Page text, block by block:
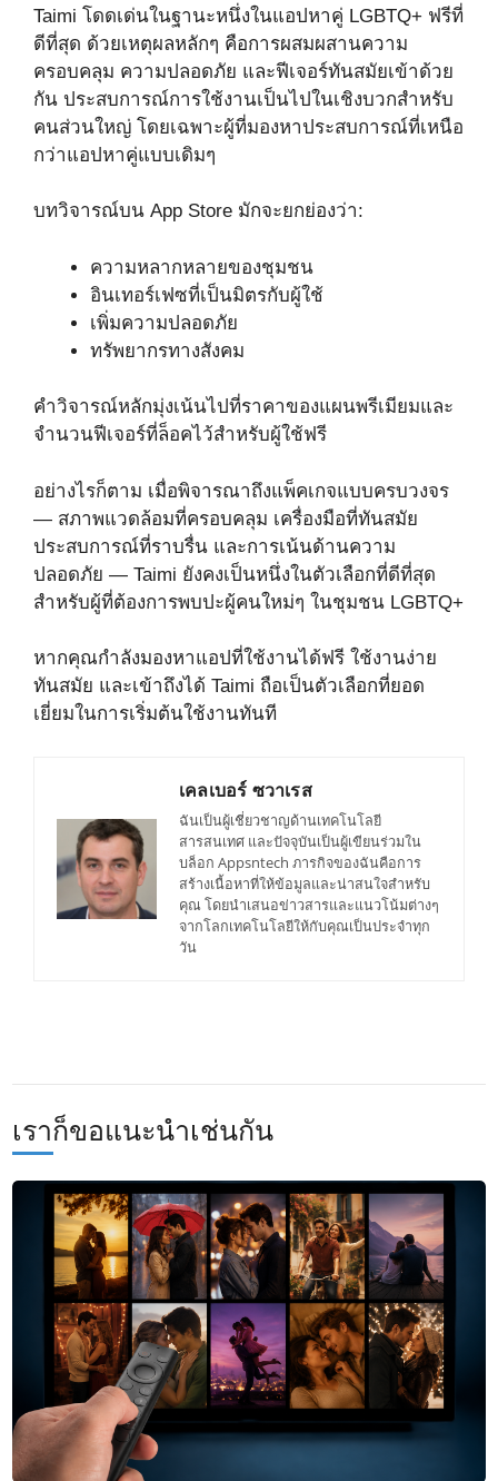
Taimi โดดเด่นในฐานะหนึ่งในแอปหาคู่ LGBTQ+ ฟรีที่
ดีที่สุด ด้วยเหตุผลหลักๆ คือการผสมผสานความ
ครอบคลุม ความปลอดภัย และฟีเจอร์ทันสมัยเข้าด้วย
กัน ประสบการณ์การใช้งานเป็นไปในเชิงบวกสำหรับ
คนส่วนใหญ่ โดยเฉพาะผู้ที่มองหาประสบการณ์ที่เหนือ
กว่าแอปหาคู่แบบเดิมๆ
บทวิจารณ์บน App Store มักจะยกย่องว่า:
ความหลากหลายของชุมชน
อินเทอร์เฟซที่เป็นมิตรกับผู้ใช้
เพิ่มความปลอดภัย
ทรัพยากรทางสังคม
คำวิจารณ์หลักมุ่งเน้นไปที่ราคาของแผนพรีเมียมและ
จำนวนฟีเจอร์ที่ล็อคไว้สำหรับผู้ใช้ฟรี
อย่างไรก็ตาม เมื่อพิจารณาถึงแพ็คเกจแบบครบวงจร
— สภาพแวดล้อมที่ครอบคลุม เครื่องมือที่ทันสมัย
ประสบการณ์ที่ราบรื่น และการเน้นด้านความ
ปลอดภัย — Taimi ยังคงเป็นหนึ่งในตัวเลือกที่ดีที่สุด
สำหรับผู้ที่ต้องการพบปะผู้คนใหม่ๆ ในชุมชน LGBTQ+
หากคุณกำลังมองหาแอปที่ใช้งานได้ฟรี ใช้งานง่าย
ทันสมัย และเข้าถึงได้ Taimi ถือเป็นตัวเลือกที่ยอด
เยี่ยมในการเริ่มต้นใช้งานทันที
เคลเบอร์ ซวาเรส
ฉันเป็นผู้เชี่ยวชาญด้านเทคโนโลยี
สารสนเทศ และปัจจุบันเป็นผู้เขียนร่วมใน
บล็อก Appsntech ภารกิจของฉันคือการ
สร้างเนื้อหาที่ให้ข้อมูลและน่าสนใจสำหรับ
คุณ โดยนำเสนอข่าวสารและแนวโน้มต่างๆ
จากโลกเทคโนโลยีให้กับคุณเป็นประจำทุก
วัน
เราก็ขอแนะนำเช่นกัน